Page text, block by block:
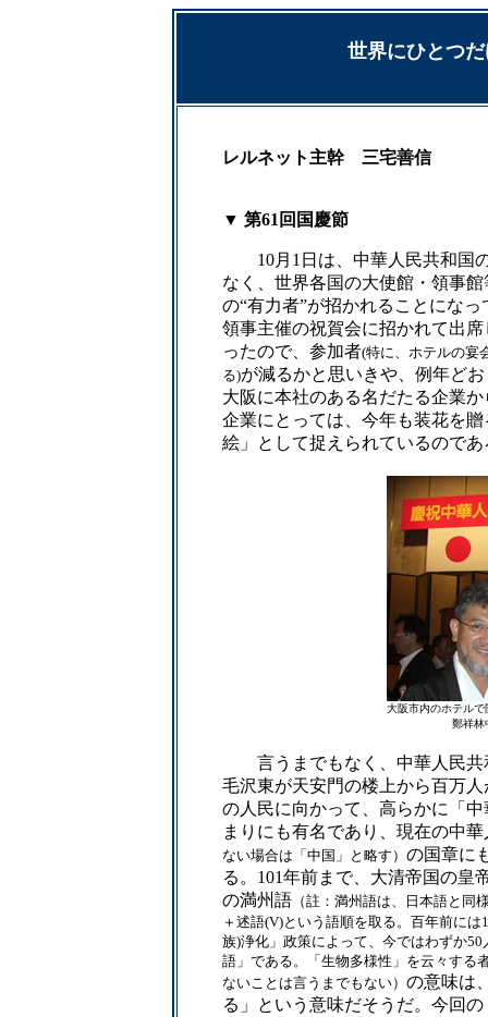
世界にひと
レルネット主幹 三宅善信
▼ 第61回国慶節
10月1日は、中華人民共和国の
なく、世界各国の大使館・領事
の“有力者”が招かれることにな
領事主催の祝賀会に招かれて出
ったので、参加者(特に、ホテルの宴
る)が減るかと思いきや、例年ど
大阪に本社のある名だたる企業
企業にとっては、今年も装花を
絵」として捉えられているのであ
大阪市内のホテル
鄭祥林
言うまでもなく、中華人民共
毛沢東が天安門の楼上から百万
の人民に向かって、高らかに「
まりにも有名であり、現在の中
ない場合は「中国」と略す） の国章に
る。101年前まで、大清帝国の皇
の満州語（註：満州語は、日本語と同
＋述語(V)という語順を取る。百年前に
族)浄化」政策によって、今ではわずか
語」である。「生物多様性」を云々する
ないことは言うまでもない） の意味は
る」という意味だそうだ。今回